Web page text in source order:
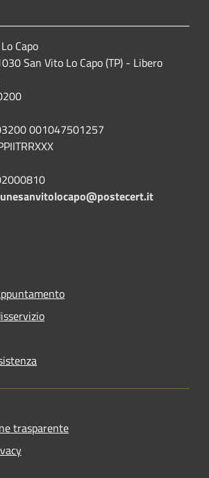
Capo
San Vito Lo Capo (TP) - Libero
001047501257
trasparente